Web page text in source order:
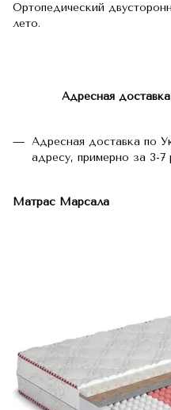
Ортопедический
лето.
Адресная
Адресная доставка по
адресу, примерно за 3-7
Матрас Марсала